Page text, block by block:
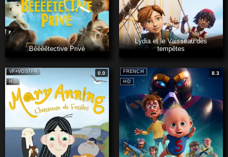
Bêêêêtective Privé
Lydia et le Vaisseau des
tempêtes
HD
VF+VOSTFR 0.0
HD
FRENCH 8.3